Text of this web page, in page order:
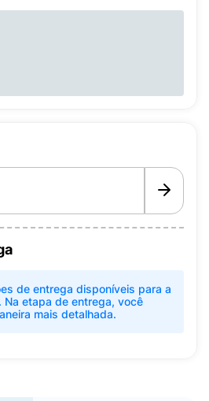
de entrega disponíveis para a
Na etapa de entrega, você
mais detalhada.